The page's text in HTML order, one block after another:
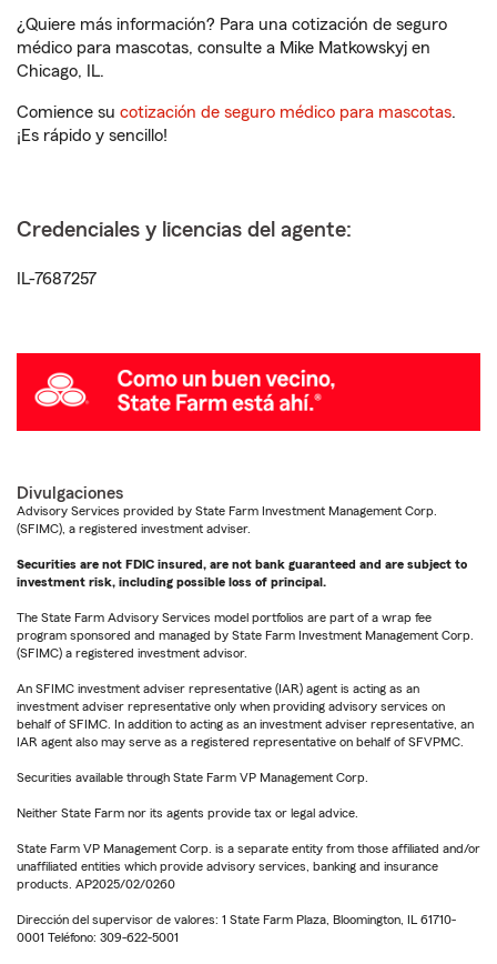
¿Quiere más información? Para una cotización de seguro
médico para mascotas, consulte a Mike Matkowskyj en
Chicago, IL.
Comience su cotización de seguro médico para mascotas.
¡Es rápido y sencillo!
Credenciales y licencias del agente:
IL-7687257
Divulgaciones
Advisory Services provided by State Farm Investment Management Corp.
(SFIMC), a registered investment adviser.
Securities are not FDIC insured, are not bank guaranteed and are subject to
investment risk, including possible loss of principal.
The State Farm Advisory Services model portfolios are part of a wrap fee
program sponsored and managed by State Farm Investment Management Corp.
(SFIMC) a registered investment advisor.
An SFIMC investment adviser representative (IAR) agent is acting as an
investment adviser representative only when providing advisory services on
behalf of SFIMC. In addition to acting as an investment adviser representative, an
IAR agent also may serve as a registered representative on behalf of SFVPMC.
Securities available through State Farm VP Management Corp.
Neither State Farm nor its agents provide tax or legal advice.
State Farm VP Management Corp. is a separate entity from those affiliated and/or
unaffiliated entities which provide advisory services, banking and insurance
products. AP2025/02/0260
Dirección del supervisor de valores: 1 State Farm Plaza, Bloomington, IL 61710-
0001 Teléfono: 309-622-5001